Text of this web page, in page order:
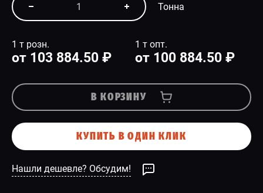
Тонна
1 т розн.
от 103 884.50 ₽
1 т опт.
от 100 884.50 ₽
В КОРЗИНУ
КУПИТЬ В ОДИН КЛИК
Нашли дешевле? Обсудим!